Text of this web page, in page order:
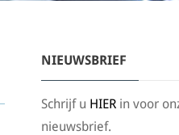
NIEUWSBRIEF
Schrijf u HIER in voor
nieuwsbrief.